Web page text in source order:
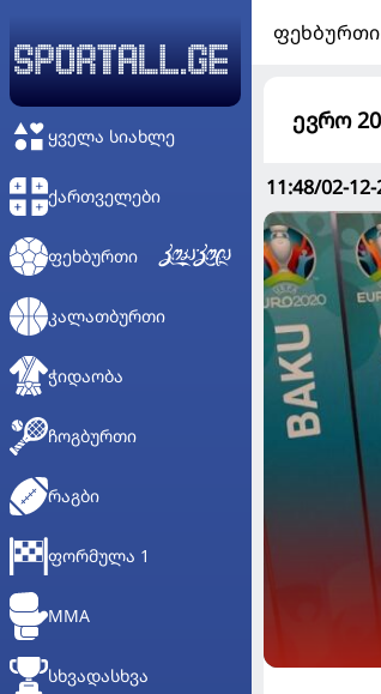
ᲧᲕᲔᲚᲐ ᲡᲘᲐᲮᲚᲔ
ᲥᲐᲠᲗᲕᲔᲚᲔᲑᲘ
ᲤᲔᲮᲑᲣᲠᲗᲘ
ᲙᲐᲚᲐᲗᲑᲣᲠᲗᲘ
ᲭᲘᲓᲐᲝᲑᲐ
ᲩᲝᲒᲑᲣᲠᲗᲘ
ᲠᲐᲒᲑᲘ
ᲤᲝᲠᲛᲣᲚᲐ 1
MMA
ᲡᲮᲕᲐᲓᲐᲡᲮᲕᲐ
ᲤᲔᲮᲑᲣᲠᲗᲘ
ევრო
11:48/02-